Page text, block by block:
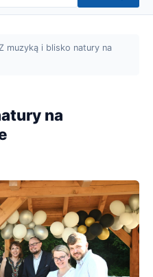
muzyką i blisko natury na
na